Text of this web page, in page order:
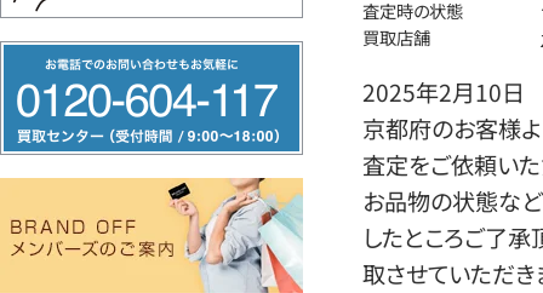
リ
ー
ヤ
査定時の状態
買取店舗
2025年2月10日
京都府のお客様よ
査定をご依頼いた
お品物の状態など
したところご了
取させていただき